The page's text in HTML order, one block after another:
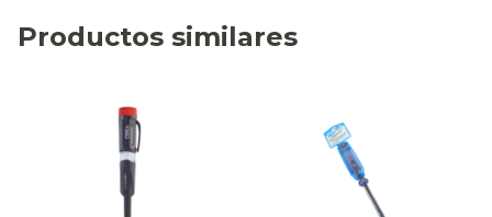
Productos similares